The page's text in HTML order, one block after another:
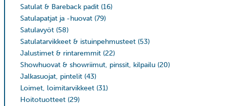
Satulat & Bareback padit (16)
Satulapatjat ja -huovat (79)
Satulavyöt (58)
Satulatarvikkeet & istuinpehmusteet (53)
Jalustimet & rintaremmit (22)
Showhuovat & showriimut, pinssit, kilpailu (20)
Jalkasuojat, pintelit (43)
Loimet, loimitarvikkeet (31)
Hoitotuotteet (29)